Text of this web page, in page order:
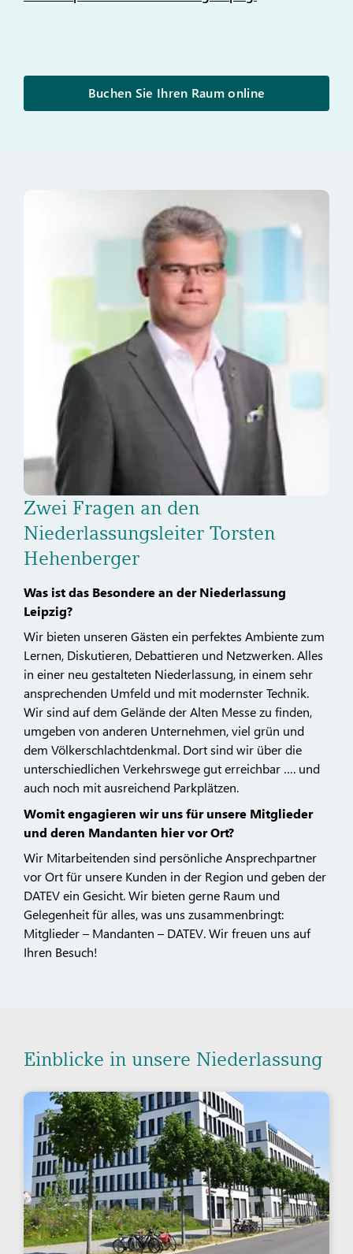
Buchen Sie Ihren Raum online
Zwei Fragen an den
Niederlassungsleiter Torsten
Hehenberger
Was ist das Besondere an der Niederlassung
Leipzig?
Wir bieten unseren Gästen ein perfektes Ambiente zum
Lernen, Diskutieren, Debattieren und Netzwerken. Alles
in einer neu gestalteten Niederlassung, in einem sehr
ansprechenden Umfeld und mit modernster Technik.
Wir sind auf dem Gelände der Alten Messe zu finden,
umgeben von anderen Unternehmen, viel grün und
dem Völkerschlachtdenkmal. Dort sind wir über die
unterschiedlichen Verkehrswege gut erreichbar …. und
auch noch mit ausreichend Parkplätzen.
Womit engagieren wir uns für unsere Mitglieder
und deren Mandanten hier vor Ort?
Wir Mitarbeitenden sind persönliche Ansprechpartner
vor Ort für unsere Kunden in der Region und geben der
DATEV ein Gesicht. Wir bieten gerne Raum und
Gelegenheit für alles, was uns zusammenbringt:
Mitglieder – Mandanten – DATEV. Wir freuen uns auf
Ihren Besuch!
Einblicke in unsere Niederlassung